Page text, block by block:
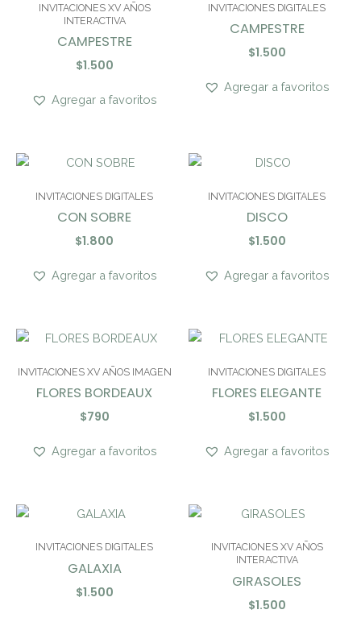
INVITACIONES XV AÑOS
INTERACTIVA
CAMPESTRE
$1.500
Agregar a favoritos
INVITACIONES DIGITALES
CAMPESTRE
$1.500
Agregar a favoritos
INVITACIONES DIGITALES
CON SOBRE
$1.800
Agregar a favoritos
INVITACIONES DIGITALES
DISCO
$1.500
Agregar a favoritos
INVITACIONES XV AÑOS IMAGEN
FLORES BORDEAUX
$790
Agregar a favoritos
INVITACIONES DIGITALES
FLORES ELEGANTE
$1.500
Agregar a favoritos
INVITACIONES DIGITALES
GALAXIA
$1.500
INVITACIONES XV AÑOS
INTERACTIVA
GIRASOLES
$1.500